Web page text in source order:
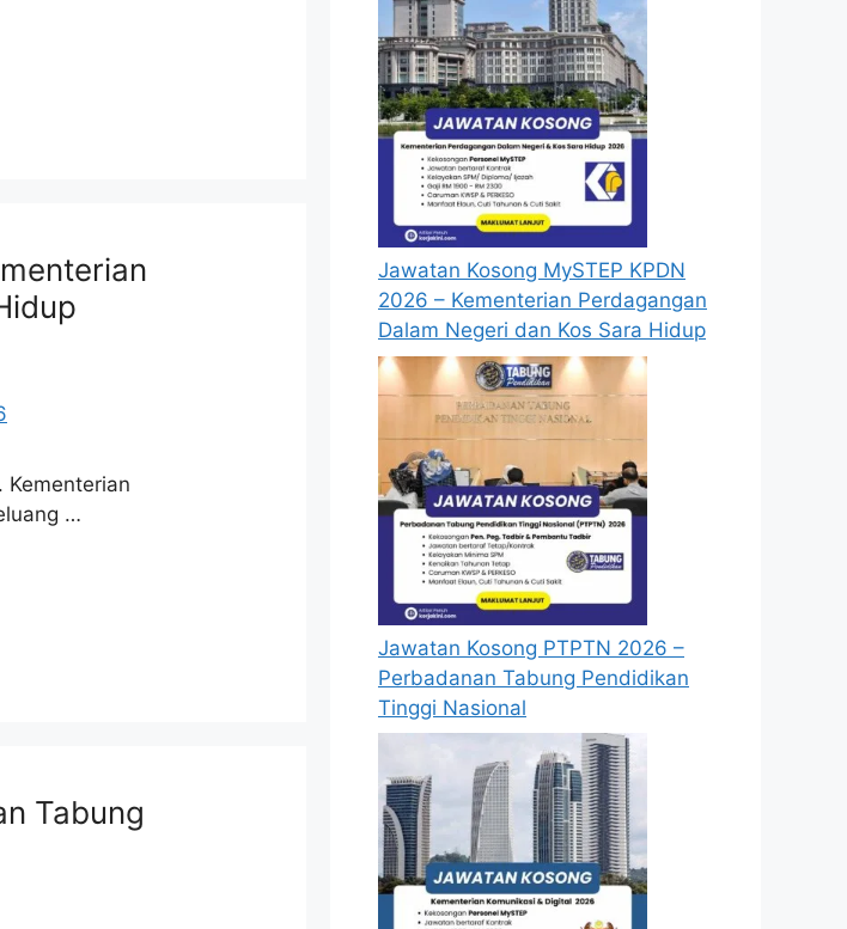
Kementerian
…
Tabung
Jawatan Kosong MySTEP KPDN
2026 – Kementerian Perdagangan
Dalam Negeri dan Kos Sara Hidup
Jawatan Kosong PTPTN 2026 –
Perbadanan Tabung Pendidikan
Tinggi Nasional